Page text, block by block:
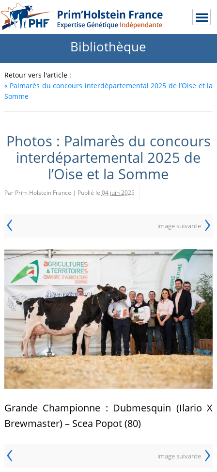
Bibliothèque
Retour vers l'article :
«Palmarès du concours interdépartemental 2025 de l’Oise et la
Somme
Photos : Palmarès du concours
interdépartemental 2025 de
l’Oise et la Somme
Par Prim Holstein France | Publié le 04 juin 2025
‹ image suivante ›
Grande Championne : Dubmesquin (Ilario X
Brewmaster) – Scea Popot (80)
‹ image suivante ›